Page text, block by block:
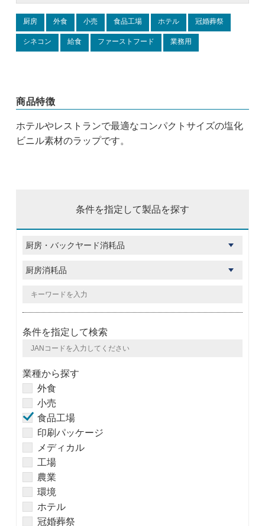
厨房 外食 小売 食品工場 ホテル 冠婚葬祭
シネコン 給食 ファーストフード 業務用
商品特徴
ホテルやレストランで最適なコンパクトサイズの塩化
ビニル素材のラップです。
条件を指定して製品を探す
条件を指定して検索
業種から探す
外食
小売
食品工場
印刷パッケージ
メディカル
工場
農業
環境
ホテル
冠婚葬祭